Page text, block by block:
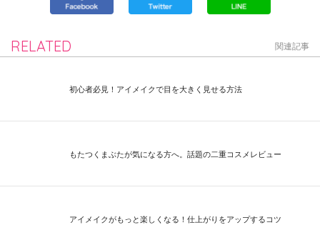
RELATED 関連記事
初心者必見！アイメイクで目を大きく見せる方法
もたつくまぶたが気になる方へ。話題の二重コスメレビュー
アイメイクがもっと楽しくなる！仕上がりをアップするコツ